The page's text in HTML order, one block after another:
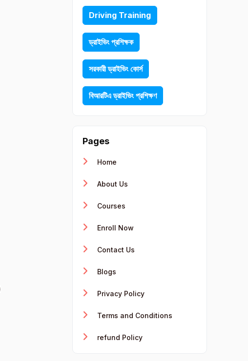
Driving Training
ড্রাইভিং প্রশিক্ষক
সরকারী ড্রাইভিং কোর্স
বিআরটিএ ড্রাইভিং প্রশিক্ষণ
Pages
Home
About Us
Courses
Enroll Now
Contact Us
Blogs
Privacy Policy
Terms and Conditions
refund Policy